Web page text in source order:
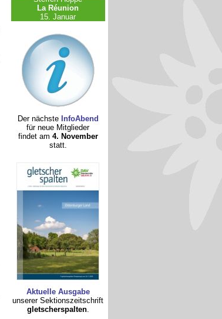
La Réunion
15. Januar
Der nächste InfoAbend
für neue Mitglieder
findet am 4. November
statt.
Aktuelle Ausgabe
unserer Sektionszeitschrift
gletscherspalten.